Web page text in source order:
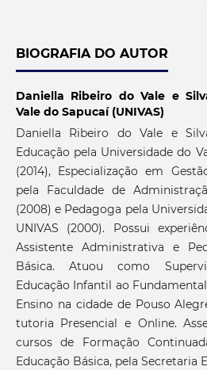
BIOGRAFIA DO AUTOR
Daniella Ribeiro do Vale e
Vale do Sapucaí (UNIVAS)
Daniella Ribeiro do Vale e
Educação pela Universidade do
(2014), Especialização em
pela Faculdade de
(2008) e Pedagoga pela
UNIVAS (2000). Possui
Assistente Administrativa e
Básica. Atuou como
Educação Infantil ao
Ensino na cidade de Pouso
tutoria Presencial e Online.
cursos de Formação
Educação Básica, pela Secretaria